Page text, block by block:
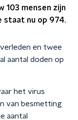
103 mensen zijn
staat nu op 974.
en twee
aantal doden op
het virus
van besmetting
aantal